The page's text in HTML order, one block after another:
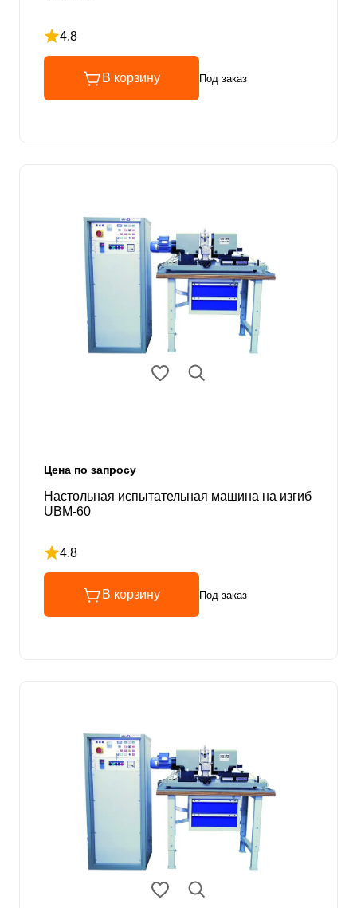
4.8
Рейтинг 4.8 из 5
В корзину Под заказ
Цена по запросу
Настольная испытательная машина на изгиб
UBM-60
4.8
Рейтинг 4.8 из 5
В корзину Под заказ